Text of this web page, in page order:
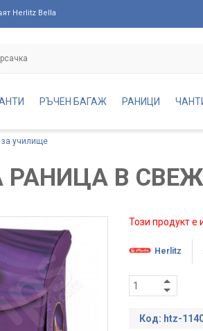
Herlitz Bella
РЪЧЕН БАГАЖ РАНИЦИ
за училище
В СВЕЖ
Този продукт е
Herlitz
Код: htz-